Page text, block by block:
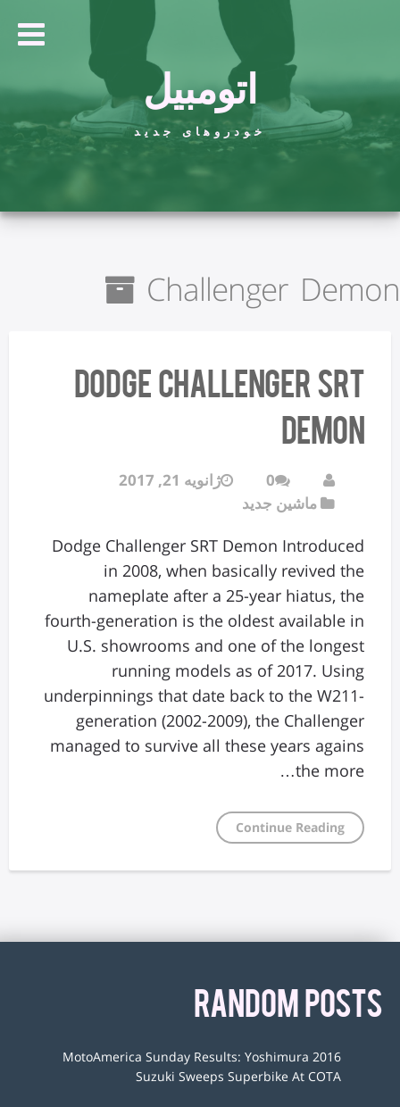
اتومبیل
خودروهای جدید
Challenger Demon
Dodge Challenger SRT
Demon
0
ژانویه 21, 2017
ماشین جدید
Dodge Challenger SRT Demon Introduced
in 2008, when basically revived the
nameplate after a 25-year hiatus, the
fourth-generation is the oldest available in
U.S. showrooms and one of the longest
running models as of 2017. Using
underpinnings that date back to the W211-
generation (2002-2009), the Challenger
managed to survive all these years agains
the more…
Continue Reading
RANDOM POSTS
2016 MotoAmerica Sunday Results: Yoshimura
Suzuki Sweeps Superbike At COTA